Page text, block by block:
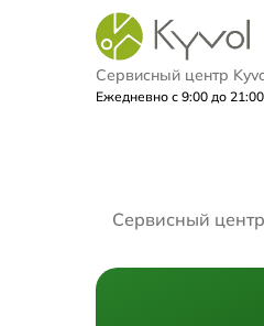
Сервисный центр
Ежедневно с 9:00 до 21:00
Сервисный